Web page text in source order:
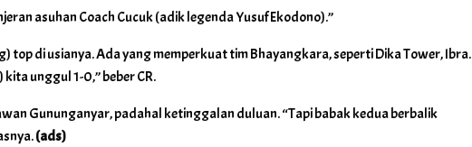
asuhan Coach Cucuk (adik legenda Yusuf Ekodono).”
top di usianya. Ada yang memperkuat tim Bhayangkara, seperti Dika Tower, Ibra.
unggul 1-0,” beber CR.
Gununganyar, padahal ketinggalan duluan. “Tapi babak kedua berbalik
(ads)